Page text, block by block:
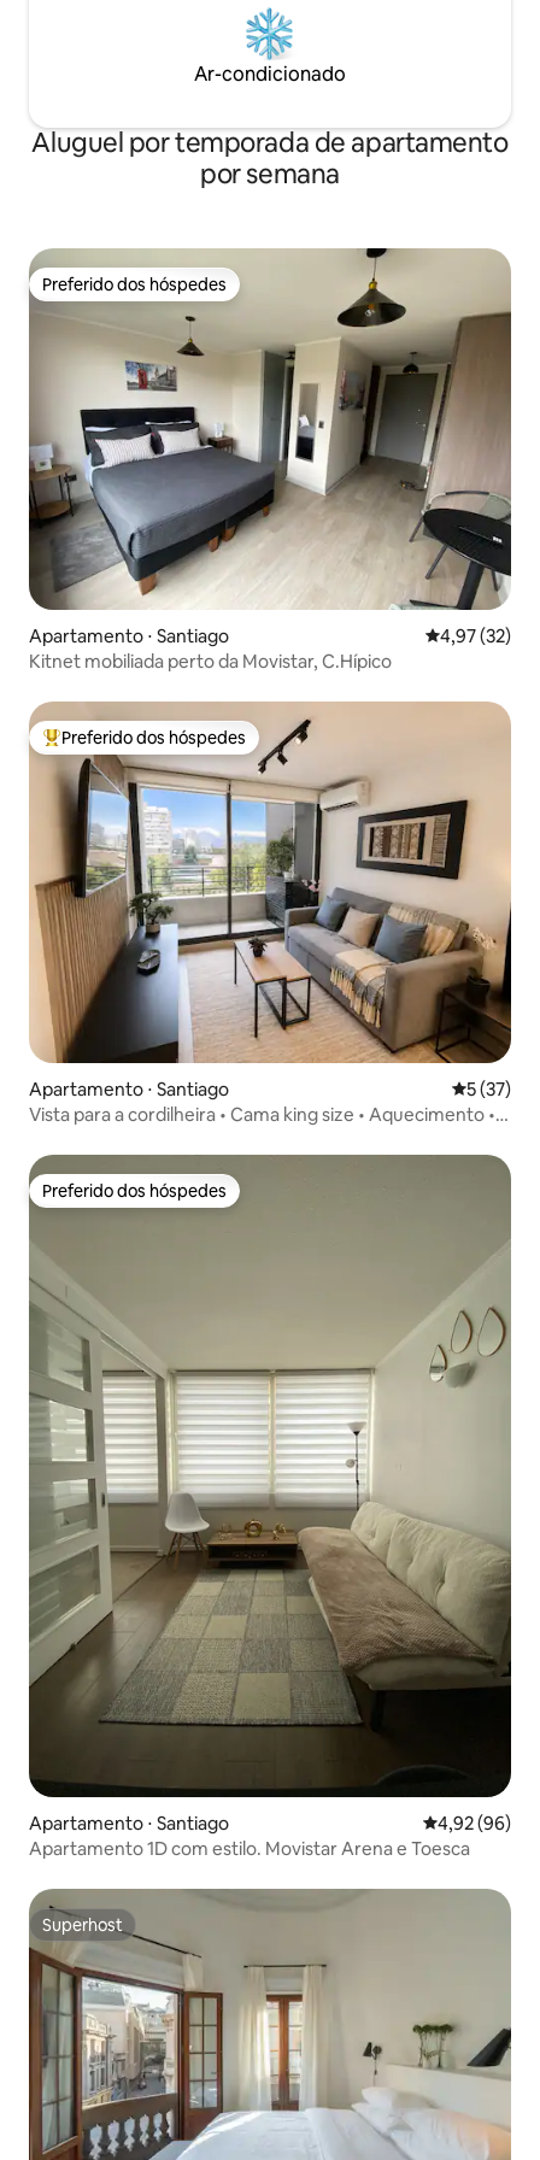
Ar-condicionado
Aluguel por temporada de apartamento
por semana
Preferido dos hóspedes
Preferido dos hóspedes
Apartamento ⋅ Santiago 4,97 de uma
4,97 (32)
Kitnet mobiliada perto da Movistar, C.Hípico
Entre os melhores preferidos dos hóspedes
Preferido dos hóspedes
Apartamento ⋅ Santiago 5 de uma
5 (37)
Vista para a cordilheira • Cama king size • Aquecimento •
Preferido dos hóspedes
Preferido dos hóspedes
Apartamento ⋅ Santiago 4,92 de uma
4,92 (96)
Apartamento 1D com estilo. Movistar Arena e Toesca
Superhost
Superhost